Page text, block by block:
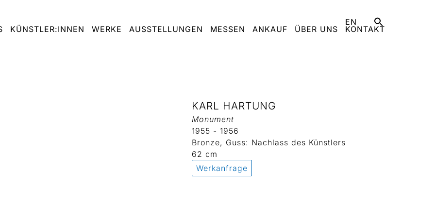
EN
KÜNSTLER:INNEN WERKE AUSSTELLUNGEN MESSEN ANKAUF ÜBER UNS KONTAKT
KARL HARTUNG
Monument
1955 - 1956
Bronze, Guss: Nachlass des Künstlers
62 cm
Werkanfrage